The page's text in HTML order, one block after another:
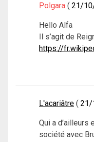
Polgara 21/
Hello Alfa
Il s’agit de
https://
L'acariâtre 21/
Qui a d’ailleurs
société avec